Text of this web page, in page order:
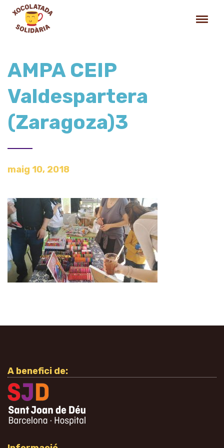
AMPA CEIP
Valdespartera
(Zaragoza)3
maig 10, 2018
A benefici de: